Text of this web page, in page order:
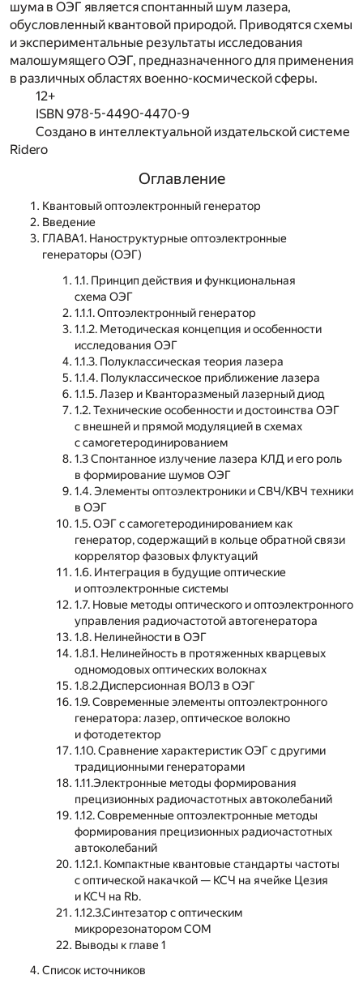
шума в ОЭГ является спонтанный шум лазера,
обусловленный квантовой природой. Приводятся схемы
и экспериментальные результаты исследования
малошумящего ОЭГ, предназначенного для применения
в различных областях военно-космической сферы.
12+
ISBN 978-5-4490-4470-9
Создано в интеллектуальной издательской системе
Ridero
Оглавление
Квантовый оптоэлектронный генератор
Введение
ГЛАВА1. Наноструктурные оптоэлектронные
генераторы (ОЭГ)
1.1. Принцип действия и функциональная
схема ОЭГ
1.1.1. Оптоэлектронный генератор
1.1.2. Методическая концепция и особенности
исследования ОЭГ
1.1.3. Полуклассическая теория лазера
1.1.4. Полуклассическое приближение лазера
1.1.5. Лазер и Кванторазменый лазерный диод
1.2. Технические особенности и достоинства ОЭГ
с внешней и прямой модуляцией в схемах
с самогетеродинированием
1.3 Спонтанное излучение лазера КЛД и его роль
в формирование шумов ОЭГ
1.4. Элементы оптоэлектроники и СВЧ/КВЧ техники
в ОЭГ
1.5. ОЭГ с самогетеродинированием как
генератор, содержащий в кольце обратной связи
коррелятор фазовых флуктуаций
1.6. Интеграция в будущие оптические
и оптоэлектронные системы
1.7. Новые методы оптического и оптоэлектронного
управления радиочастотой автогенератора
1.8. Нелинейности в ОЭГ
1.8.1. Нелинейность в протяженных кварцевых
одномодовых оптических волокнах
1.8.2.Дисперсионная ВОЛЗ в ОЭГ
1.9. Современные элементы оптоэлектронного
генератора: лазер, оптическое волокно
и фотодетектор
1.10. Cравнение характеристик ОЭГ с другими
традиционными генераторами
1.11.Электронные методы формирования
прецизионных радиочастотных автоколебаний
1.12. Современные оптоэлектронные методы
формирования прецизионных радиочастотных
автоколебаний
1.12.1. Компактные квантовые стандарты частоты
с оптической накачкой — КСЧ на ячейке Цезия
и КСЧ на Rb.
1.12.3.Синтезатор с оптическим
микрорезонатором СОМ
Выводы к главе 1
Список источников